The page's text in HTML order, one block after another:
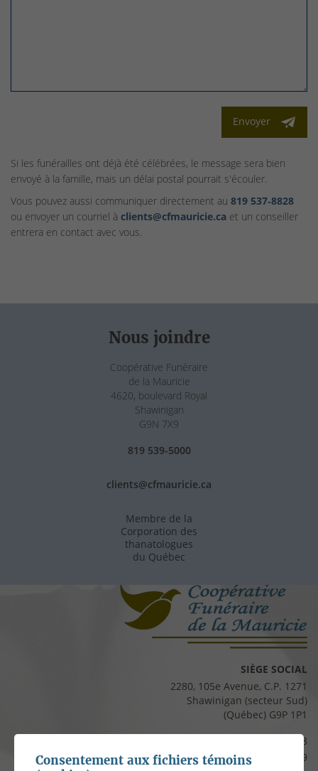
Envoyer
Si les funérailles ont déjà été célébrées, le message sera bien
envoyé à la famille, mais un délai postal pourrait s'écouler.
Vous pouvez aussi communiquer directement au 819 537‑8828
ou envoyer un courriel à clients@cfmauricie.ca et un conseiller
entrera en contact avec vous.
Nous joindre
Coopérative Funéraire
de la Mauricie
4620, boulevard Royal
Shawinigan
G9N 7X9
819 539-5000
clients@cfmauricie.ca
Membre de la
Corporation des
thanatologues
du Québec
SIÈGE SOCIAL
2280, 105e Avenue, C.P. 1271
Shawinigan (secteur Sud)
(Québec) G9P 1P1
819 537-8828
Télécopieur :819 537-8829
Consentement aux fichiers témoins